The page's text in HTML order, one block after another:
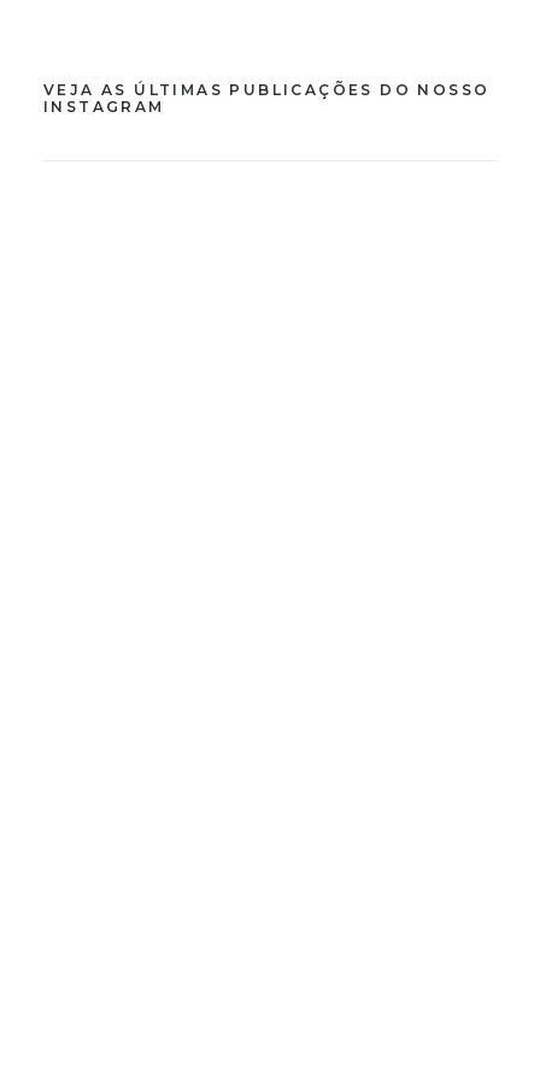
VEJA AS ÚLTIMAS PUBLICAÇÕES DO NOSSO
INSTAGRAM